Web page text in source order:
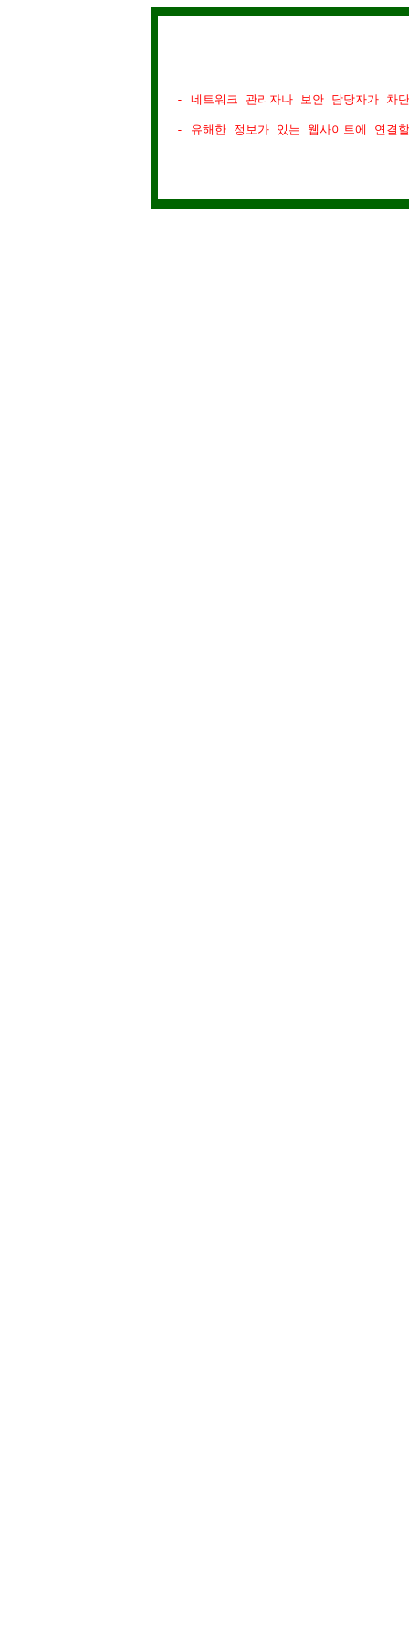
- 네트워크 관리자나 보안 담당자가 차
- 유해한 정보가 있는 웹사이트에 연결